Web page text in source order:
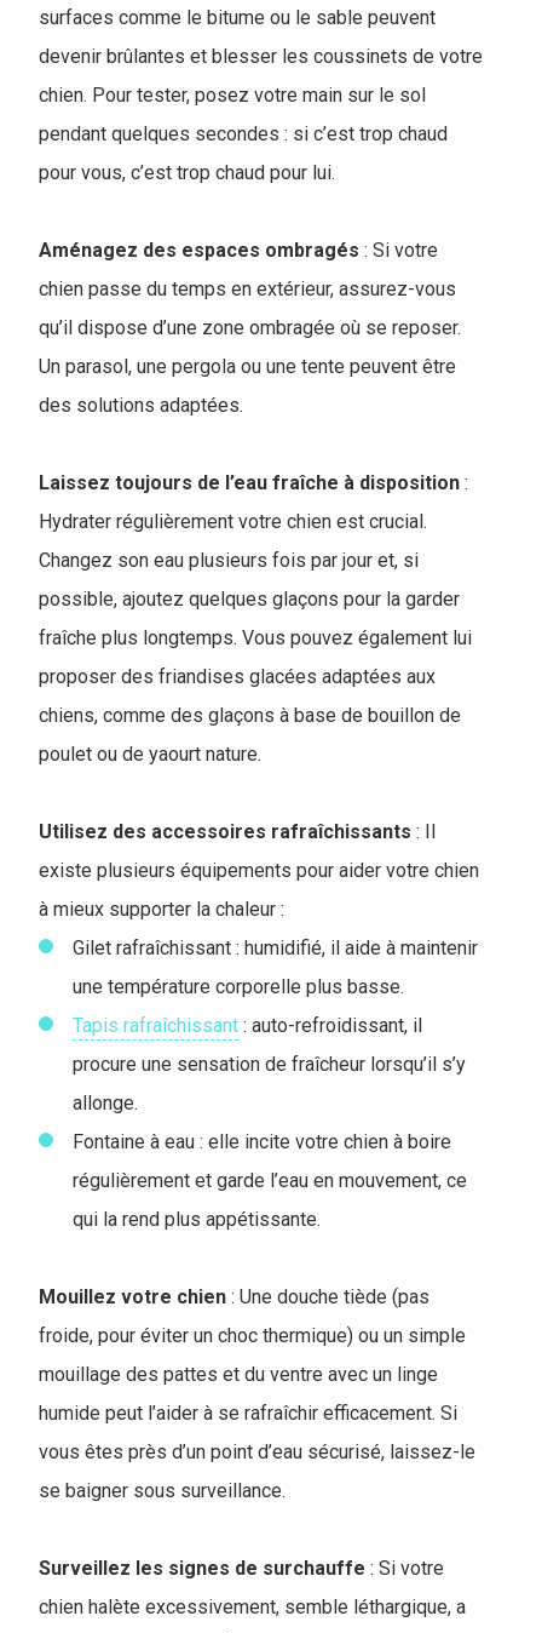
surfaces comme le bitume ou le sable peuvent
devenir brûlantes et blesser les coussinets de votre
chien. Pour tester, posez votre main sur le sol
pendant quelques secondes : si c’est trop chaud
pour vous, c’est trop chaud pour lui.
Aménagez des espaces ombragés : Si votre
chien passe du temps en extérieur, assurez-vous
qu’il dispose d’une zone ombragée où se reposer.
Un parasol, une pergola ou une tente peuvent être
des solutions adaptées.
Laissez toujours de l’eau fraîche à disposition :
Hydrater régulièrement votre chien est crucial.
Changez son eau plusieurs fois par jour et, si
possible, ajoutez quelques glaçons pour la garder
fraîche plus longtemps. Vous pouvez également lui
proposer des friandises glacées adaptées aux
chiens, comme des glaçons à base de bouillon de
poulet ou de yaourt nature.
Utilisez des accessoires rafraîchissants : Il
existe plusieurs équipements pour aider votre chien
à mieux supporter la chaleur :
Gilet rafraîchissant : humidifié, il aide à maintenir
une température corporelle plus basse.
Tapis rafraîchissant : auto-refroidissant, il
procure une sensation de fraîcheur lorsqu’il s’y
allonge.
Fontaine à eau : elle incite votre chien à boire
régulièrement et garde l’eau en mouvement, ce
qui la rend plus appétissante.
Mouillez votre chien : Une douche tiède (pas
froide, pour éviter un choc thermique) ou un simple
mouillage des pattes et du ventre avec un linge
humide peut l’aider à se rafraîchir efficacement. Si
vous êtes près d’un point d’eau sécurisé, laissez-le
se baigner sous surveillance.
Surveillez les signes de surchauffe : Si votre
chien halète excessivement, semble léthargique, a